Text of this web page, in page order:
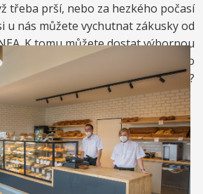
třeba prší, nebo za hezkého počasí
u nás můžete vychutnat zákusky od
K tomu můžete dostat výbornou
si raději dáte zrmzlinový pohár nebo
vynikající točenou zmrzlinu?